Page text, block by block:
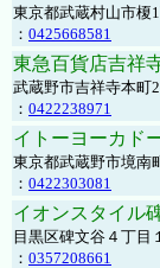
東京都武蔵村山市榎
： 0425668581
東急百貨店吉祥
武蔵野市吉祥寺本町
： 0422238971
イトーヨーカド
東京都武蔵野市境南
： 0422303081
イオンスタイル
目黒区碑文谷４丁目
： 0357208661